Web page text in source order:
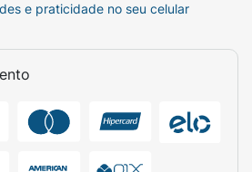
e praticidade no seu celular